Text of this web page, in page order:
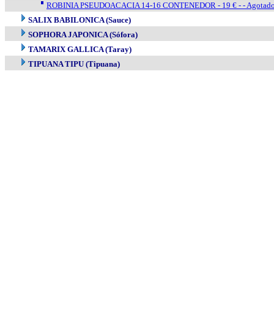
ROBINIA PSEUDOACACIA 14-16 CONTENEDOR - 19 € - -
SALIX BABILONICA (Sauce)
SOPHORA JAPONICA (Sófora)
TAMARIX GALLICA (Taray)
TIPUANA TIPU (Tipuana)